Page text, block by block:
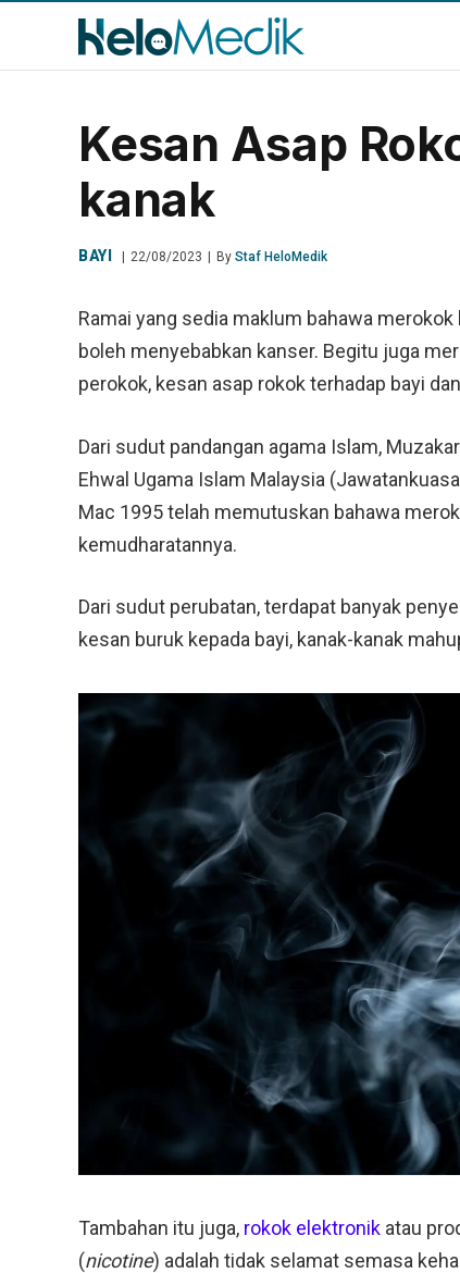
Kesan Asap
kanak
BAYI 22/08/2023 By Staf HeloMedik
Ramai yang sedia maklum bahawa
boleh menyebabkan kanser. Begitu juga
perokok, kesan asap rokok terhadap bayi
Dari sudut pandangan agama Islam,
Ehwal Ugama Islam Malaysia
Mac 1995 telah memutuskan bahawa
kemudharatannya.
Dari sudut perubatan, terdapat banyak
kesan buruk kepada bayi, kanak-kanak
Tambahan itu juga, rokok elektronik atau
(nicotine) adalah tidak selamat semasa